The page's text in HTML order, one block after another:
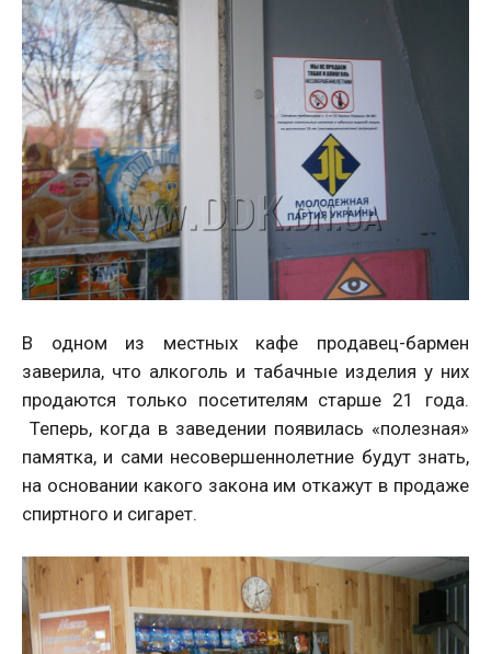
В одном из местных кафе продавец-бармен
заверила, что алкоголь и табачные изделия у них
продаются только посетителям старше 21 года.
Теперь, когда в заведении появилась «полезная»
памятка, и сами несовершеннолетние будут знать,
на основании какого закона им откажут в продаже
спиртного и сигарет.